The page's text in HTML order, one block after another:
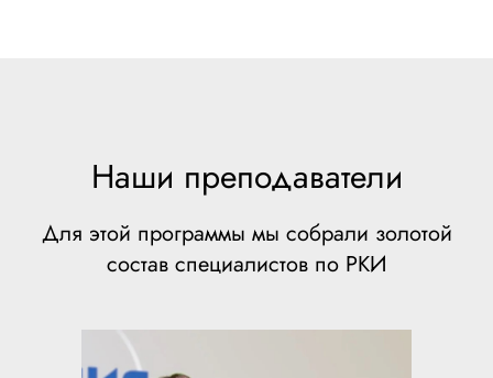
Наши преподаватели
Для этой программы мы собрали золотой
состав специалистов по РКИ